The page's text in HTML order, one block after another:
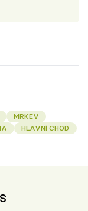
MRKEV
HLAVNÍ CHOD